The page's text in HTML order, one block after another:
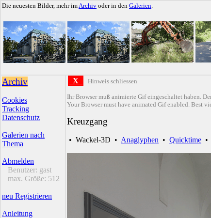
Die neuesten Bilder, mehr imArchiv oder in den Galerien.
Archiv
Cookies
Tracking
Datenschutz
Galerien nach
Thema
Abmelden
Benutzer: gast
max. Größe: 512
neu Registrieren
Anleitung
X Hinweis schliessen
Ihr Browser muß animierte Gif eingeschaltet haben.
Your Browser must have animated Gif enabled. Best
Kreuzgang
• Wackel-3D • Anaglyphen • Quicktime •